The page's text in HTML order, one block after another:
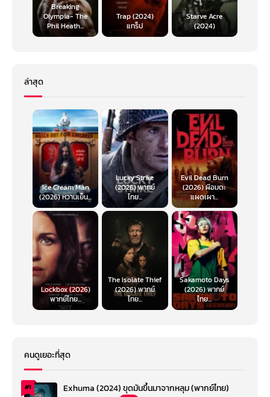
Breaking
Olympia- The
Phil Heath...
Trap (2024)
แทร็ป
Starve Acre
(2024)
ล่าสุด
Ice Cream Man
(2026) หวานเย็น...
Lucky Strike
(2026) พากย์
ไทย...
Evil Dead Burn
(2026) ผีอมตะ
แผดเผา...
Lockbox (2026)
พากย์ไทย...
The Isolate Thief
(2026) พากย์
ไทย...
Sakamoto Days
(2026) พากย์
ไทย...
คนดูเยอะที่สุด
#1 Exhuma (2024) ขุดมันขึ้นมาจากหลุม (พากย์ไทย)